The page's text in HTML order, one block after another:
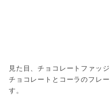
見た目、チョコレートファッ
チョコレートとコーラのフレ
す。